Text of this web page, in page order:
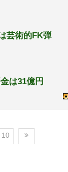
芸術的FK弾
は31億円
10